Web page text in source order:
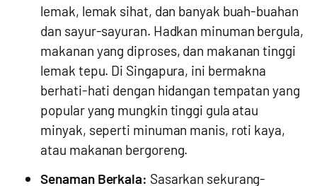
lemak, lemak sihat, dan banyak buah-buahan
dan sayur-sayuran. Hadkan minuman bergula,
makanan yang diproses, dan makanan tinggi
lemak tepu. Di Singapura, ini bermakna
berhati-hati dengan hidangan tempatan yang
popular yang mungkin tinggi gula atau
minyak, seperti minuman manis, roti kaya,
atau makanan bergoreng.
Senaman Berkala: Sasarkan sekurang-